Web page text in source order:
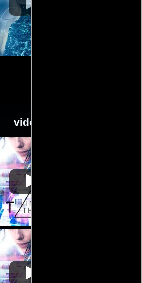
videos
Video de la película La vigilante
del futuro: Ghost in the Shell
Video de la película La vigilante
del futuro: Ghost in the Shell